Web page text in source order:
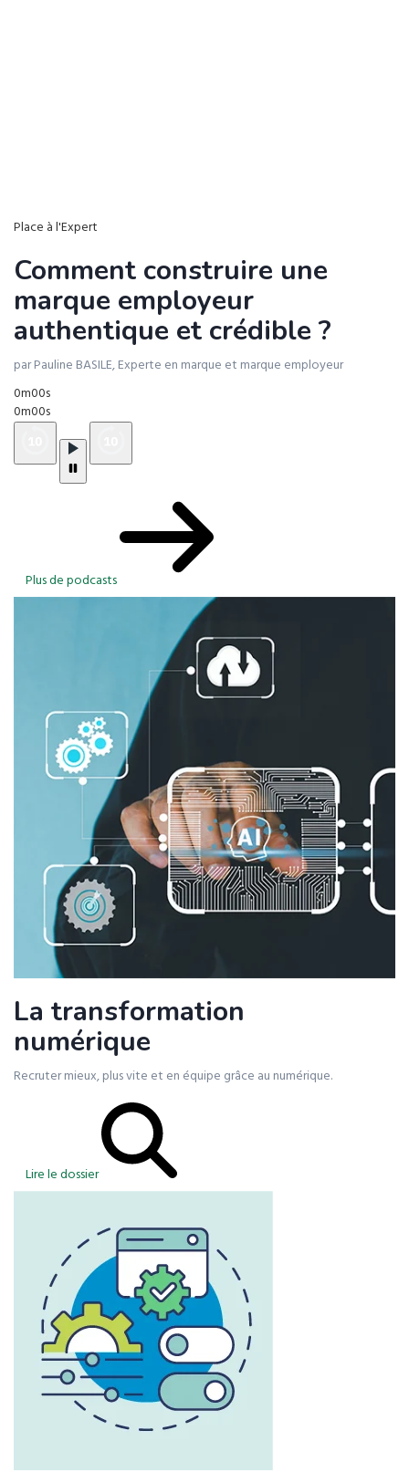
Place à l'Expert
Comment construire une
marque employeur
authentique et crédible ?
par Pauline BASILE, Experte en marque et marque employeur
0m00s
0m00s
Plus de podcasts
La transformation
numérique
Recruter mieux, plus vite et en équipe grâce au numérique.
Lire le dossier